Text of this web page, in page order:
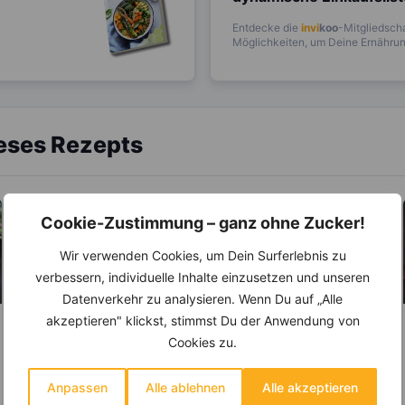
Cookie-Zustimmung – ganz ohne Zucker!
Wir verwenden Cookies, um Dein Surferlebnis zu
verbessern, individuelle Inhalte einzusetzen und unseren
Datenverkehr zu analysieren. Wenn Du auf „Alle
akzeptieren" klickst, stimmst Du der Anwendung von
Cookies zu.
Anpassen Alle ablehnen Alle akzeptieren
Entdecke die invikoo-
Möglichkeiten, um Deine
Rezepts
LEBENSMITTEL
zwischen Brühe,
ABNEHMEN
Salz – Die
Abnehmbremse